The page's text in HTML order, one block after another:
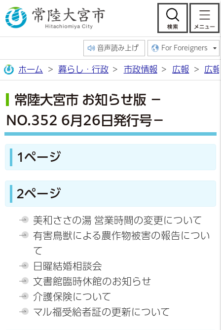
常陸大宮市公
検
音声読み上げ For Foreigners
ホーム 暮らし・行政 市政情報 広報 広
常陸大宮市 お知らせ版 －
NO.352 6月26日発行号－
1ページ
2ページ
美和ささの湯 営業時間の変更について
有害鳥獣による農作物被害の報告につい
て
日曜結婚相談会
文書館臨時休館のお知らせ
介護保険について
マル福受給者証の更新について